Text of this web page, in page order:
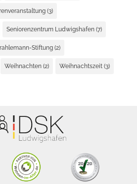
(3)
Seniorenzentrum Ludwigshafen(7)
Stiftung(2)
Weihnachten(2) Weihnachtszeit(3)